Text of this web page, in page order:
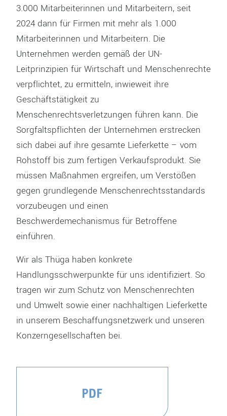
3.000 Mitarbeiterinnen und Mitarbeitern, seit
2024 dann für Firmen mit mehr als 1.000
Mitarbeiterinnen und Mitarbeitern. Die
Unternehmen werden gemäß der UN-
Leitprinzipien für Wirtschaft und Menschenrechte
verpflichtet, zu ermitteln, inwieweit ihre
Geschäftstätigkeit zu
Menschenrechtsverletzungen führen kann. Die
Sorgfaltspflichten der Unternehmen erstrecken
sich dabei auf ihre gesamte Lieferkette – vom
Rohstoff bis zum fertigen Verkaufsprodukt. Sie
müssen Maßnahmen ergreifen, um Verstößen
gegen grundlegende Menschenrechtsstandards
vorzubeugen und einen
Beschwerdemechanismus für Betroffene
einführen.
Wir als Thüga haben konkrete
Handlungsschwerpunkte für uns identifiziert. So
tragen wir zum Schutz von Menschenrechten
und Umwelt sowie einer nachhaltigen Lieferkette
in unserem Beschaffungsnetzwerk und unseren
Konzerngesellschaften bei.